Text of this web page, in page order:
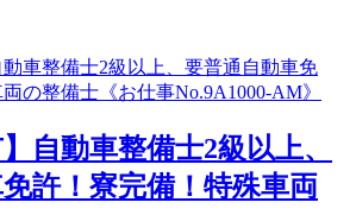
自動車整備士2級以上、
許！寮完備！特殊車両